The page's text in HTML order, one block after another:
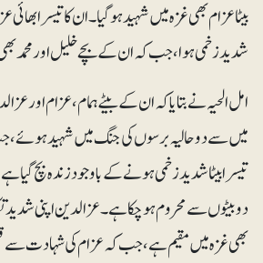
بیٹا عزام بھی غزہ میں شہید ہو گیا۔ ان کا تیسرا
شدید زخمی ہوا، جب کہ ان کے بچےخلیل اور محمد
امل الحیہ نے بتایا کہ ان کے بیٹے ہمام، عزام اور
میں سے دو حالیہ برسوں کی جنگ میں شہید
تیسرا بیٹا شدید زخمی ہونے کے باوجود زندہ بچ گیا
دو بیٹوں سے محروم ہو چکا ہے۔ عز الدین اپنی
بھی غزہ میں مقیم ہے، جب کہ عزام کی شہادت سے